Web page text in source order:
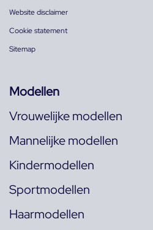
Website disclaimer
Cookie statement
Sitemap
Modellen
Vrouwelijke modellen
Mannelijke modellen
Kindermodellen
Sportmodellen
Haarmodellen